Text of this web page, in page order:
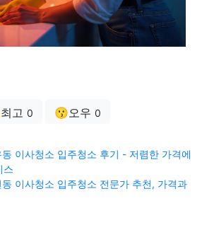
고 0 😗오우 0
이사청소 입주청소 후기 - 저렴한 가격에
스
이사청소 입주청소 전문가 추천, 가격과